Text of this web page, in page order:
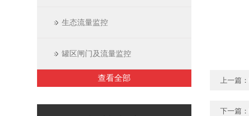
生态流量监控
罐区闸门及流量监控
查看全部 上一篇：
下一篇：